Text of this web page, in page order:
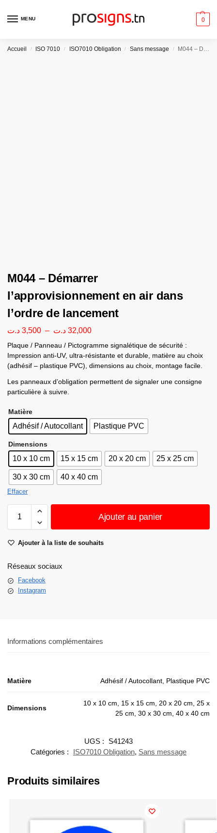
MENU 0
Accueil / ISO 7010 / ISO7010 Obligation / Sans message / M044 – Démarrer l’approvisionnement en air dans l’ordre de lancement
M044 – Démarrer
l’approvisionnement en air dans
l’ordre de lancement
3,500 د.ت – 32,000 د.ت
Plaque / Panneau / Pictogramme signalétique de sécurité :
Impression anti-UV, ultra-résistante et durable, matière au choix
(adhésif – plastique PVC), dimensions au choix, montage facile.
Les panneaux d’obligation permettent de signaler une consigne
particulière à suivre.
Matière
Adhésif / Autocollant Plastique PVC
Dimensions
10 x 10 cm 15 x 15 cm 20 x 20 cm 25 x 25 cm
30 x 30 cm 40 x 40 cm
Effacer
Ajouter au panier
Ajouter à la liste de souhaits
Réseaux sociaux
Facebook
Instagram
Informations complémentaires
Matière Adhésif / Autocollant, Plastique PVC
Dimensions
10 x 10 cm, 15 x 15 cm, 20 x 20 cm, 25 x
25 cm, 30 x 30 cm, 40 x 40 cm
UGS :
S41243
Catégories :
ISO7010 Obligation, Sans message
Produits similaires